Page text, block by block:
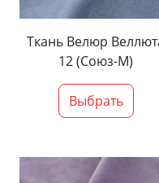
Ткань Велюр
12 (Союз-М)
Выбрать